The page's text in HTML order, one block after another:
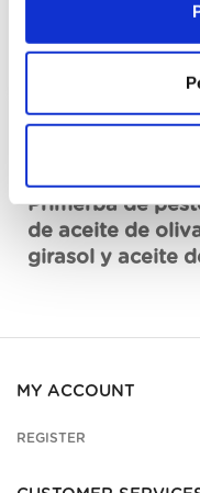
Primerba de
de aceite de
girasol y aceite
MY ACCOUNT
REGISTER